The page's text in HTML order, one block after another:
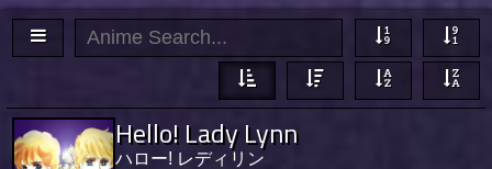
Hello! Lady Lynn
ハロー! レディリン